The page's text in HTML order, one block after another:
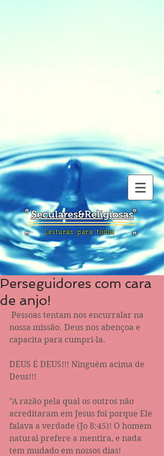
Seculares&Religiosas
Leituras para todos
Perseguidores com cara
de anjo!
nossa missão. Deus nos abençoa e
capacita para cumpri-la.
DEUS É DEUS!!! Ninguém acima de
Deus!!!
"A razão pela qual os outros não
acreditaram em Jesus foi porque Ele
falava a verdade (Jo 8:45)! O homem
natural prefere a mentira, e nada
tem mudado em nossos dias!